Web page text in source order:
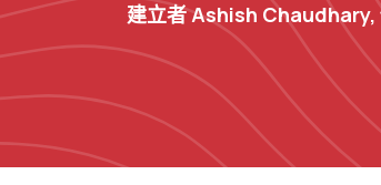
建立者 Ashish Chaudhary,